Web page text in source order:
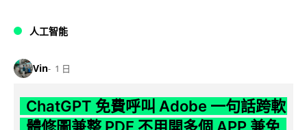
人工智能
Vin 1 日
ChatGPT 免費呼叫 Adobe 一句話跨軟
體修圖兼整 PDF 不用開多個 APP 兼免